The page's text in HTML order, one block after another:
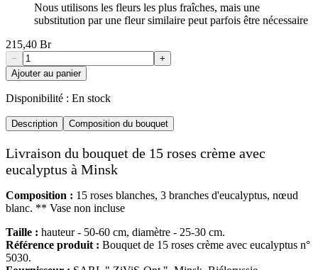
Nous utilisons les fleurs les plus fraîches, mais une
substitution par une fleur similaire peut parfois être nécessaire
215,40 Br
−
+
Ajouter au panier
Disponibilité : En stock
Description Composition du bouquet
Livraison du bouquet de 15 roses crème avec
eucalyptus à Minsk
Composition : 15 roses blanches, 3 branches d'eucalyptus, nœud
blanc. ** Vase non incluse
Taille : hauteur - 50-60 cm, diamètre - 25-30 cm.
Référence produit : Bouquet de 15 roses crème avec eucalyptus n°
5030.